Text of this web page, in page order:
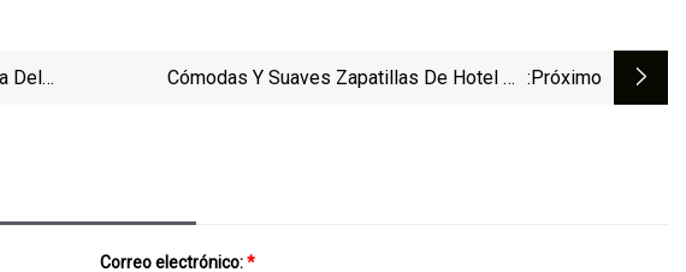
Del
Cómodas Y Suaves Zapatillas De Hotel De :próximo
Correo electrónico:*